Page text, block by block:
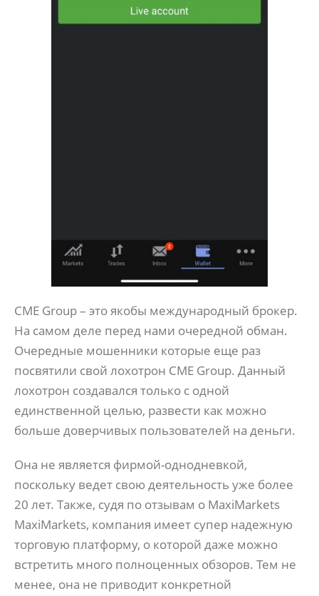
CME Group – это якобы международный брокер.
На самом деле перед нами очередной обман.
Очередные мошенники которые еще раз
посвятили свой лохотрон CME Group. Данный
лохотрон создавался только с одной
единственной целью, развести как можно
больше доверчивых пользователей на деньги.
Она не является фирмой-однодневкой,
поскольку ведет свою деятельность уже более
20 лет. Также, судя по отзывам о MaxiMarkets
MaxiMarkets, компания имеет супер надежную
торговую платформу, о которой даже можно
встретить много полноценных обзоров. Тем не
менее, она не приводит конкретной